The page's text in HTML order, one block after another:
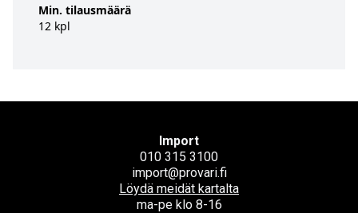
Min. tilausmäärä
12 kpl
Import
010 315 3100
import@provari.fi
Löydä meidät kartalta
ma-pe klo 8-16